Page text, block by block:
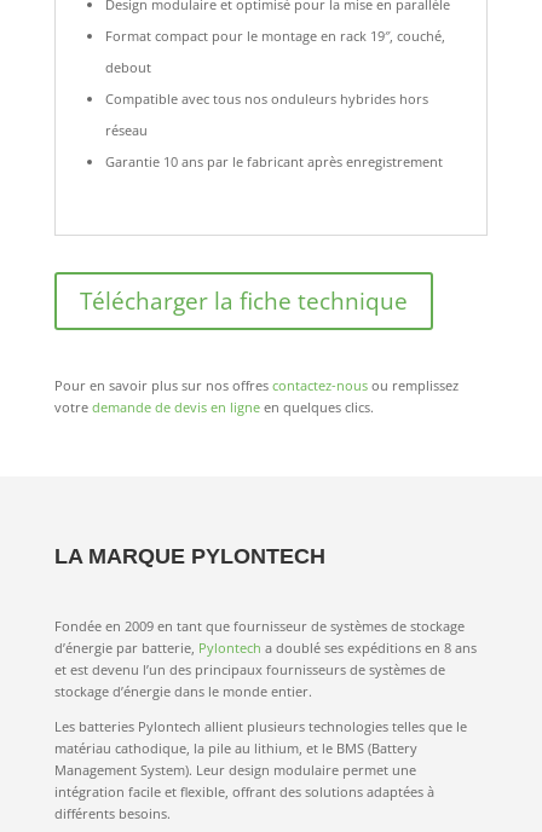
Design modulaire et optimisé pour la mise en parallèle
Format compact pour le montage en rack 19″, couché,
debout
Compatible avec tous nos onduleurs hybrides hors
réseau
Garantie 10 ans par le fabricant après enregistrement
Télécharger la fiche technique
Pour en savoir plus sur nos offres contactez-nousou remplissez
votre demande de devis en ligne en quelques clics.
LA MARQUE PYLONTECH
Fondée en 2009 en tant que fournisseur de systèmes de stockage
d’énergie par batterie, Pylontech a doublé ses expéditions en 8 ans
et est devenu l’un des principaux fournisseurs de systèmes de
stockage d’énergie dans le monde entier.
Les batteries Pylontech allient plusieurs technologies telles que le
matériau cathodique, la pile au lithium, et le BMS (Battery
Management System). Leur design modulaire permet une
intégration facile et flexible, offrant des solutions adaptées à
différents besoins.